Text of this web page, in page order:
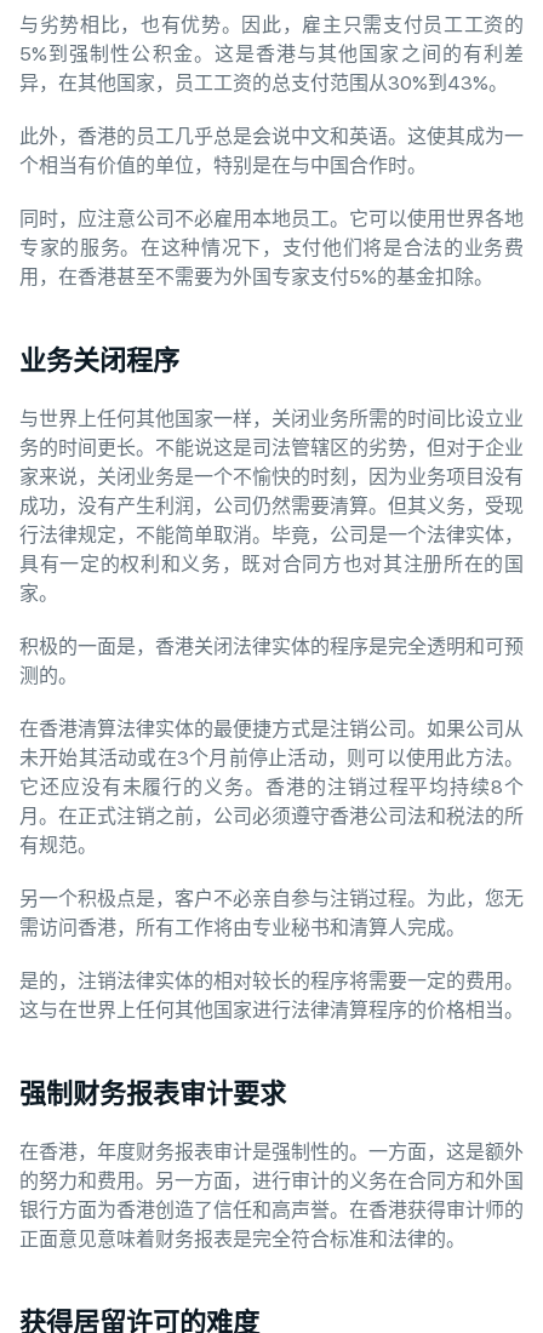
与劣势相比，也有优势。因此，雇主只需支付员工工资的
5%到强制性公积金。这是香港与其他国家之间的有利差
异，在其他国家，员工工资的总支付范围从30%到43%。
此外，香港的员工几乎总是会说中文和英语。这使其成为一
个相当有价值的单位，特别是在与中国合作时。
同时，应注意公司不必雇用本地员工。它可以使用世界各地
专家的服务。在这种情况下，支付他们将是合法的业务费
用，在香港甚至不需要为外国专家支付5%的基金扣除。
业务关闭程序
与世界上任何其他国家一样，关闭业务所需的时间比设立业
务的时间更长。不能说这是司法管辖区的劣势，但对于企业
家来说，关闭业务是一个不愉快的时刻，因为业务项目没有
成功，没有产生利润，公司仍然需要清算。但其义务，受现
行法律规定，不能简单取消。毕竟，公司是一个法律实体，
具有一定的权利和义务，既对合同方也对其注册所在的国
家。
积极的一面是，香港关闭法律实体的程序是完全透明和可预
测的。
在香港清算法律实体的最便捷方式是注销公司。如果公司从
未开始其活动或在3个月前停止活动，则可以使用此方法。
它还应没有未履行的义务。香港的注销过程平均持续8个
月。在正式注销之前，公司必须遵守香港公司法和税法的所
有规范。
另一个积极点是，客户不必亲自参与注销过程。为此，您无
需访问香港，所有工作将由专业秘书和清算人完成。
是的，注销法律实体的相对较长的程序将需要一定的费用。
这与在世界上任何其他国家进行法律清算程序的价格相当。
强制财务报表审计要求
在香港，年度财务报表审计是强制性的。一方面，这是额外
的努力和费用。另一方面，进行审计的义务在合同方和外国
银行方面为香港创造了信任和高声誉。在香港获得审计师的
正面意见意味着财务报表是完全符合标准和法律的。
获得居留许可的难度